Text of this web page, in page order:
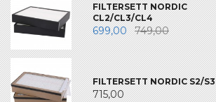
FILTERSETT NORDIC
CL2/CL3/CL4
699,00 749,00
FILTERSETT NORDIC S2/S3
715,00